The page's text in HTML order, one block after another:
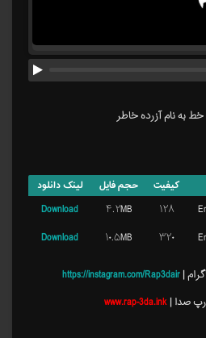
خط به نام آزرده خاطر
کیفیت حجم فایل
لینک دانلود
۱۲۸ ۴.۲MB
Download
۳۲۰ ۱۰.۵MB Download
|
https://instagram.com/Rap3dair
صدا |www.rap-3da.ink